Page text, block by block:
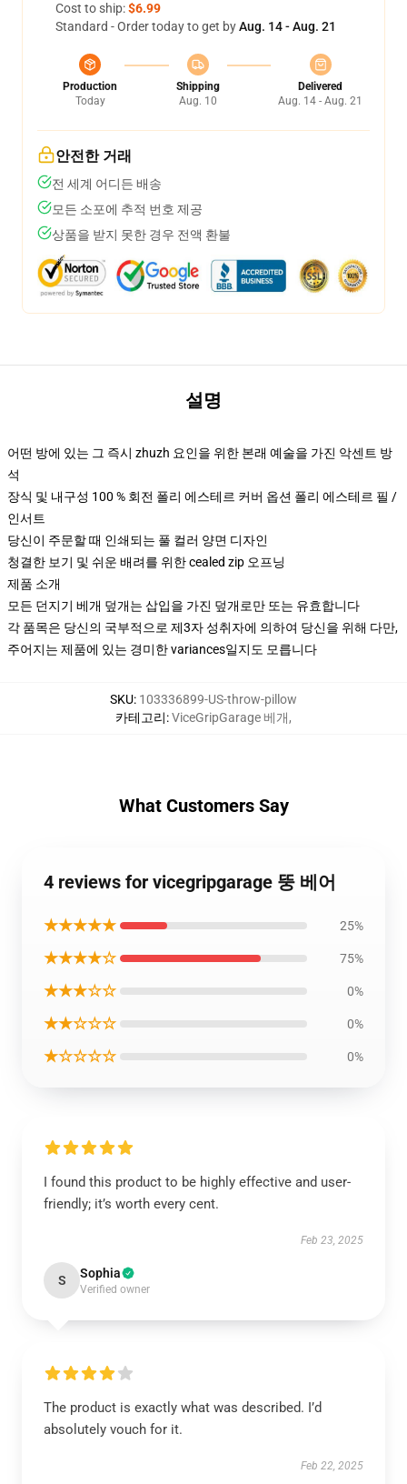
Cost to ship:$6.99
Standard - Order today to get byAug. 14 - Aug. 21
Production
Today
Shipping
Aug. 10
Delivered
Aug. 14 - Aug. 21
안전한 거래
전 세계 어디든 배송
모든 소포에 추적 번호 제공
상품을 받지 못한 경우 전액 환불
설명
어떤 방에 있는 그 즉시 zhuzh 요인을 위한 본래 예술을 가진 악센트 방
석
장식 및 내구성 100 % 회전 폴리 에스테르 커버 옵션 폴리 에스테르 필 /
인서트
당신이 주문할 때 인쇄되는 풀 컬러 양면 디자인
청결한 보기 및 쉬운 배려를 위한 cealed zip 오프닝
제품 소개
모든 던지기 베개 덮개는 삽입을 가진 덮개로만 또는 유효합니다
각 품목은 당신의 국부적으로 제3자 성취자에 의하여 당신을 위해 다만,
주어지는 제품에 있는 경미한 variances일지도 모릅니다
SKU: 103336899-US-throw-pillow
카테고리:ViceGripGarage 베개,
What Customers Say
4 reviews for vicegripgarage 뚱 베어
★★★★★ 25%
★★★★☆ 75%
★★★☆☆ 0%
★★☆☆☆ 0%
★☆☆☆☆ 0%
I found this product to be highly effective and user-
friendly; it’s worth every cent.
Feb 23, 2025
S Sophia
Verified owner
The product is exactly what was described. I’d
absolutely vouch for it.
Feb 22, 2025